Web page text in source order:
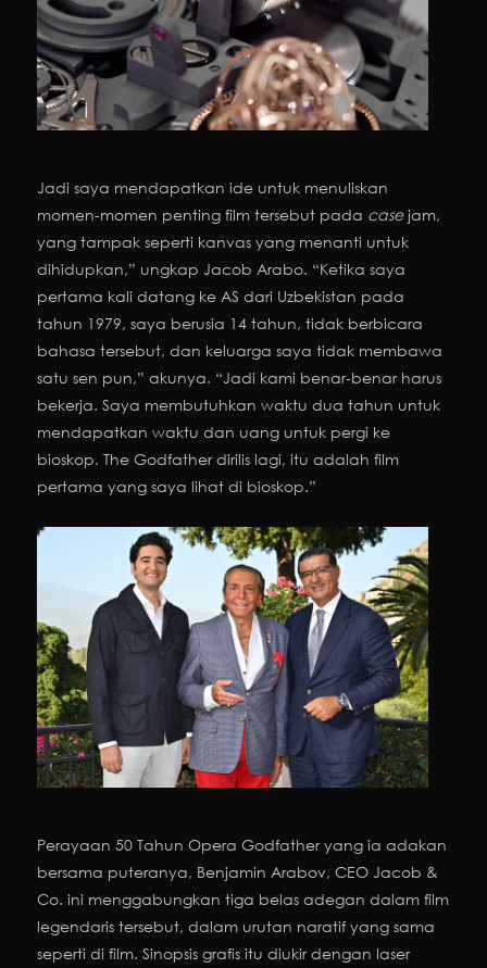
Jadi saya mendapatkan ide untuk menuliskan
momen-momen penting film tersebut pada casejam,
yang tampak seperti kanvas yang menanti untuk
dihidupkan,” ungkap Jacob Arabo. “Ketika saya
pertama kali datang ke AS dari Uzbekistan pada
tahun 1979, saya berusia 14 tahun, tidak berbicara
bahasa tersebut, dan keluarga saya tidak membawa
satu sen pun,” akunya. “Jadi kami benar-benar harus
bekerja. Saya membutuhkan waktu dua tahun untuk
mendapatkan waktu dan uang untuk pergi ke
bioskop. The Godfather dirilis lagi, itu adalah film
pertama yang saya lihat di bioskop.”
Perayaan 50 Tahun Opera Godfather yang ia adakan
bersama puteranya, Benjamin Arabov, CEO Jacob &
Co. ini menggabungkan tiga belas adegan dalam film
legendaris tersebut, dalam urutan naratif yang sama
seperti di film. Sinopsis grafis itu diukir dengan laser